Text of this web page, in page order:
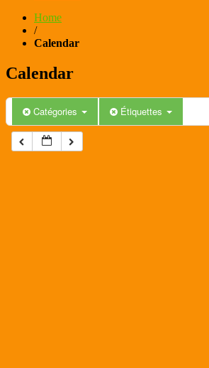
Home
/
Calendar
Calendar
Catégories Étiquettes